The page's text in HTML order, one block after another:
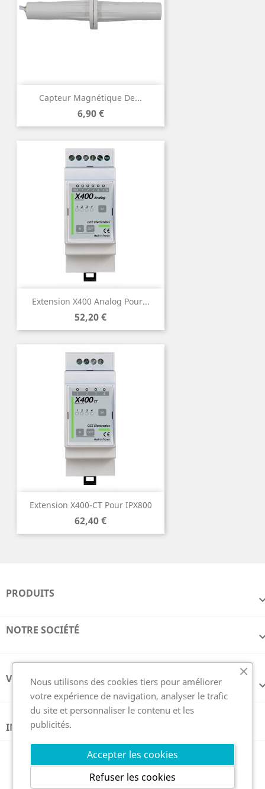
Capteur Magnétique De...
Prix
6,90 €
Extension X400 Analog Pour...
Prix
52,20 €
Extension X400-CT Pour IPX800
Prix
62,40 €
PRODUITS
NOTRE SOCIÉTÉ
VOTRE COMPTE
INFORMATIONS
Suivez nous
Nous utilisons des cookies tiers pour améliorer
votre expérience de navigation, analyser le trafic
du site et personnaliser le contenu et les
publicités.
Accepter les cookies
Refuser les cookies